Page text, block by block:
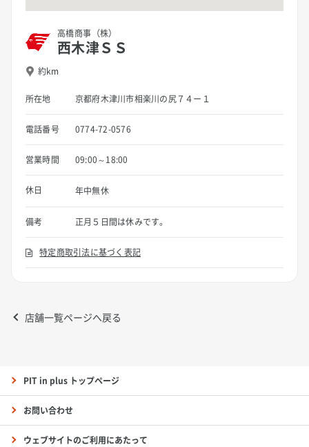
高橋商事（株）
西木津ＳＳ
約km
所在地 京都府木津川市相楽川の尻７４ー１
電話番号 0774-72-0576
営業時間 09:00～18:00
休日 年中無休
備考 正月５日間は休みです。
特定商取引法に基づく表記
店舗一覧ページへ戻る
PIT in plus トップページ
お問い合わせ
ウェブサイトのご利用にあたって